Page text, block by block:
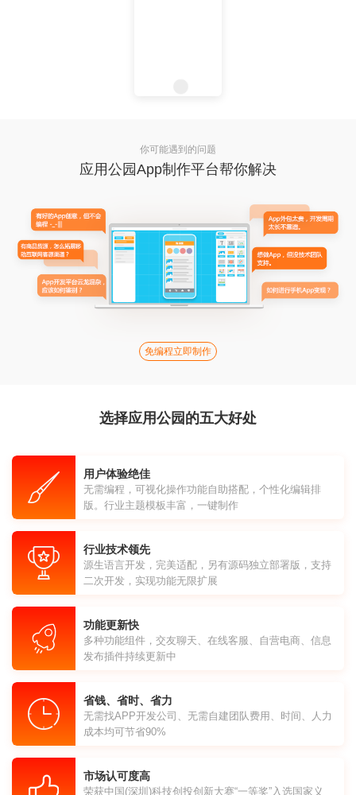
你可能遇到的问题
应用公园App制作平台帮你解决
免编程立即制作
选择应用公园的五大好处
用户体验绝佳
无需编程，可视化操作功能自助搭配，个性化编辑排
版。行业主题模板丰富，一键制作
行业技术领先
源生语言开发，完美适配，另有源码独立部署版，支持
二次开发，实现功能无限扩展
功能更新快
多种功能组件，交友聊天、在线客服、自营电商、信息
发布插件持续更新中
省钱、省时、省力
无需找APP开发公司、无需自建团队费用、时间、人力
成本均可节省90%
市场认可度高
荣获中国(深圳)科技创投创新大赛“一等奖”入选国家义